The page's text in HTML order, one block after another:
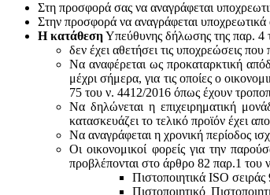
Στη προσφορά σας να αναγράφεται
Στην προσφορά να αναγράφεται
Η κατάθεσηΥπεύθυνης δήλωσης της παρ. 4
δεν έχει αθετήσει τις υποχρεώσεις
Να αναφέρεται ως προκαταρκτική
μέχρι σήμερα, για τις οποίες ο
75 του ν. 4412/2016 όπως έχουν
Να δηλώνεται η επιχειρηματική
κατασκευάζει το τελικό προϊόν έχει
Να αναγράφεται η χρονική περίοδος
Οι οικονομικοί φορείς για την
προβλέπονται στο άρθρο 82 παρ.1 του
Πιστοποιητικά ISO
Πιστοποιητικό